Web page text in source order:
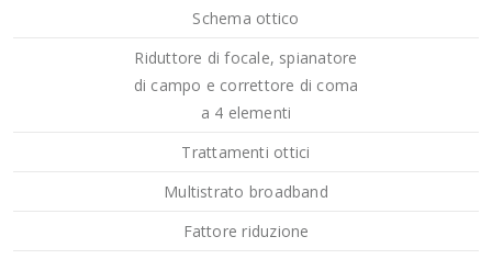
Schema ottico
Riduttore di focale, spianatore
di campo e correttore di coma
a 4 elementi
Trattamenti ottici
Multistrato broadband
Fattore riduzione